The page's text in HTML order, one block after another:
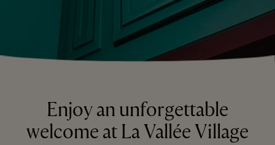
Enjoy an unforgettable
welcome at La Vallée Village